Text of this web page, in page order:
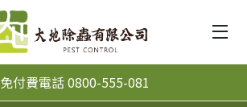
免付費電話 0800-555-081